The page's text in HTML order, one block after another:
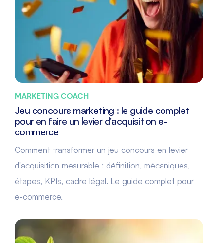
MARKETING COACH
Jeu concours marketing : le guide complet
pour en faire un levier d'acquisition e-
commerce
Comment transformer un jeu concours en levier
d'acquisition mesurable : définition, mécaniques,
étapes, KPIs, cadre légal. Le guide complet pour
e-commerce.